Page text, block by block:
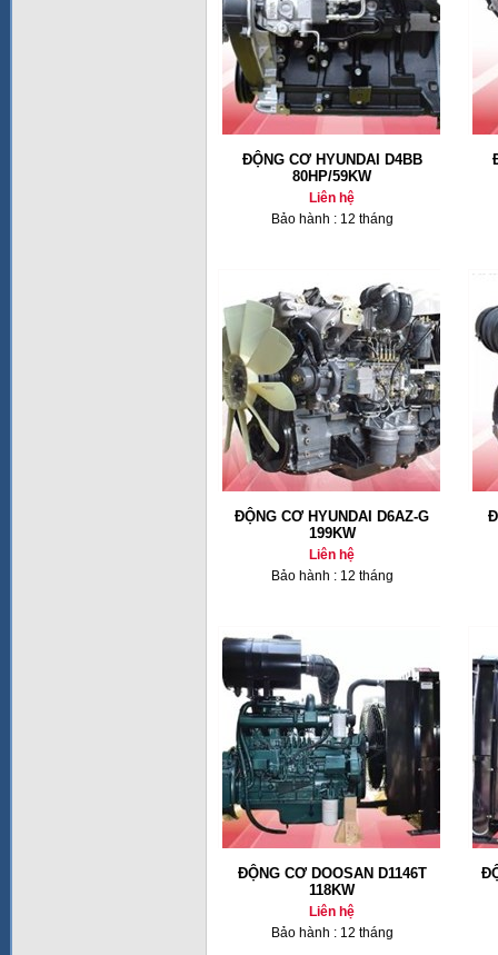
ĐỘNG CƠ HYUNDAI D4BB
80HP/59KW
Liên hệ
Bảo hành : 12 tháng
ĐỘNG CƠ HYUNDAI D6AZ-G
199KW
Liên hệ
Bảo hành : 12 tháng
ĐỘNG CƠ DOOSAN D1146T
118KW
Liên hệ
Bảo hành : 12 tháng